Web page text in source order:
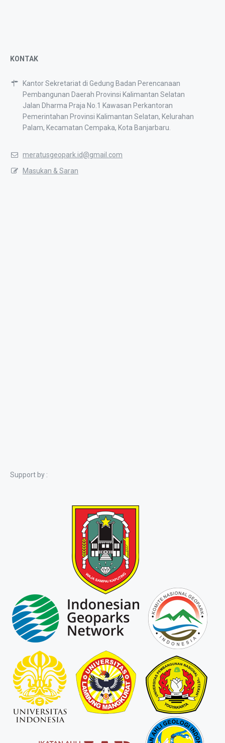
KONTAK
Kantor Sekretariat di Gedung Badan Perencanaan
Pembangunan Daerah Provinsi Kalimantan Selatan
Jalan Dharma Praja No.1 Kawasan Perkantoran
Pemerintahan Provinsi Kalimantan Selatan, Kelurahan
Palam, Kecamatan Cempaka, Kota Banjarbaru.
meratusgeopark.id@gmail.com
Masukan & Saran
Support by :